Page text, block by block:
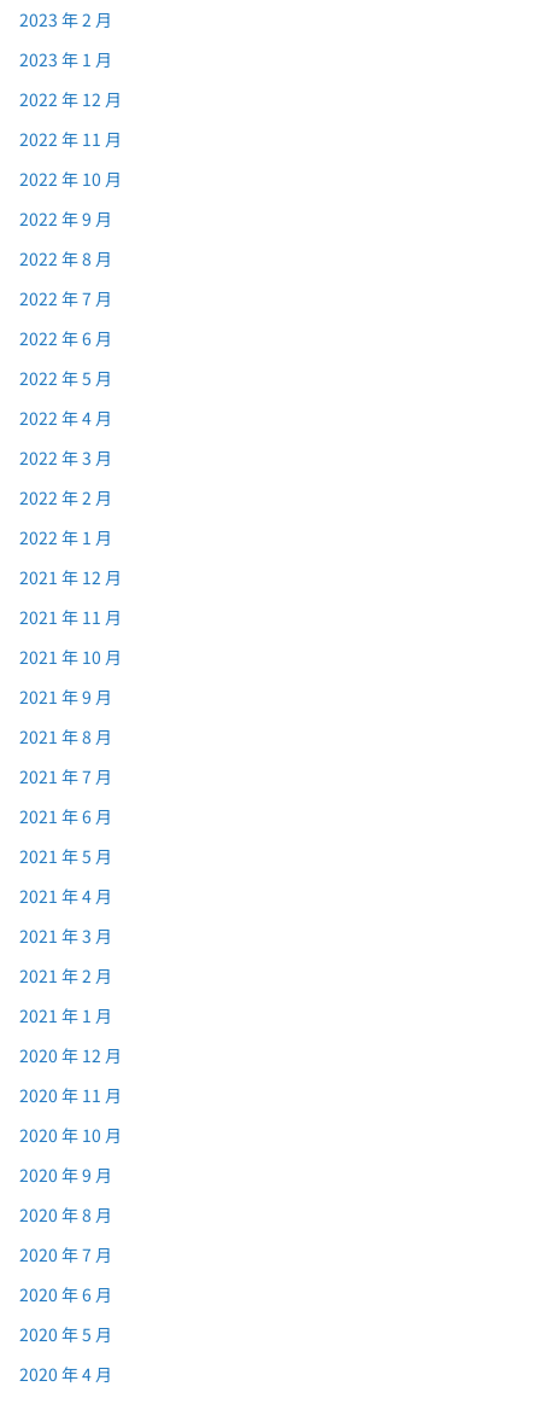
2023 年 2 月
2023 年 1 月
2022 年 12 月
2022 年 11 月
2022 年 10 月
2022 年 9 月
2022 年 8 月
2022 年 7 月
2022 年 6 月
2022 年 5 月
2022 年 4 月
2022 年 3 月
2022 年 2 月
2022 年 1 月
2021 年 12 月
2021 年 11 月
2021 年 10 月
2021 年 9 月
2021 年 8 月
2021 年 7 月
2021 年 6 月
2021 年 5 月
2021 年 4 月
2021 年 3 月
2021 年 2 月
2021 年 1 月
2020 年 12 月
2020 年 11 月
2020 年 10 月
2020 年 9 月
2020 年 8 月
2020 年 7 月
2020 年 6 月
2020 年 5 月
2020 年 4 月